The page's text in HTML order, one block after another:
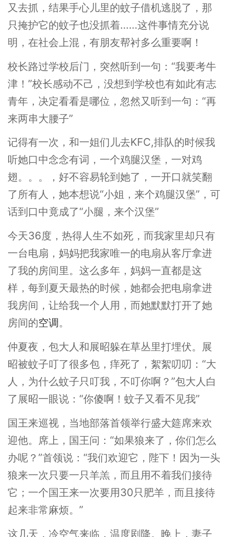
又去抓，结果手心儿里的蚊子借机逃脱了，那
只掩护它的蚊子也没抓着……这件事情充分说
明，在社会上混，有朋友帮衬多么重要啊！
校长路过学校后门，突然听到一句：“我要考牛
津！”校长感动不己，没想到学校也有如此有志
青年，决定看看是哪位，忽然又听到一句：“再
来两串大腰子”
记得有一次，和一姐们儿去KFC,排队的时候我
听她口中念念有词，一个鸡腿汉堡，一对鸡
翅。。。，好不容易轮到她了，一开口就笑翻
了所有人，她本想说“小姐，来个鸡腿汉堡”，可
话到口中竟成了“小腿，来个汉堡”
今天36度，热得人生不如死，而我家里却只有
一台电扇，妈妈把我家唯一的电扇从客厅拿进
了我的房间里。这么多年，妈妈一直都是这
样，每到夏天最热的时候，她都会把电扇拿进
我房间，让给我一个人用，而她默默打开了她
房间的空调。
仲夏夜，包大人和展昭躲在草丛里打埋伏。展
昭被蚊子叮了很多包，痒死了，絮絮叨叨：“大
人，为什么蚊子只叮我，不叮你啊？”包大人白
了展昭一眼说：“你傻啊！蚊子又看不见我”
国王来巡视，当地部落首领举行盛大筵席来欢
迎他。席上，国王问：“如果狼来了，你们怎么
办呢？”首领说：“我们欢迎它，陛下！因为一头
狼来一次只要一只羊羔，而且用不着我们接待
它；一个国王来一次要用30只肥羊，而且接待
起来非常麻烦。”
这几天，冷空气来临，温度剧降。晚上，妻子